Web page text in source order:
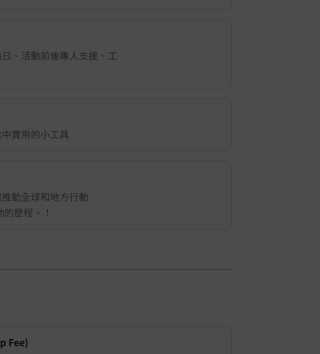
、活動前後專人支援、工
實用的小工具
動全球和地方行動
歷程。！
Fee)